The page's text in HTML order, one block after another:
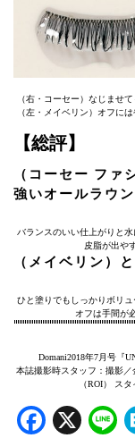
（右・コーセー）なじませ
（左・メイベリン）オフに
【総評】
（コーセー ファ
強いオールラウ
バランスのいい仕上がりと
皮脂が出や
（メイベリン）
ひと塗りでもしっかりボリ
オフは手間が
Domani2018年7月号『
本誌撮影時スタッフ：撮影
（ROI） ス
X